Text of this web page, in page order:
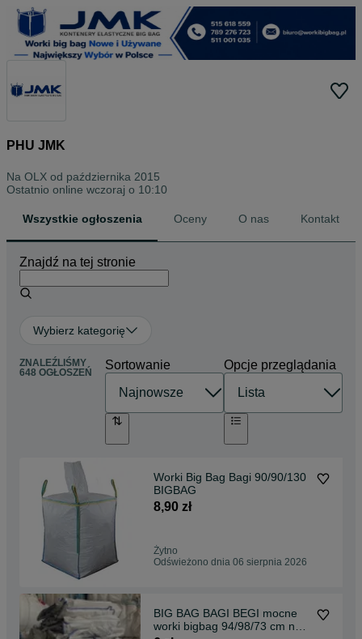
PHU JMK
Na OLX od października 2015
Ostatnio online wczoraj o 10:10
Wszystkie ogłoszenia Oceny O nas Kontakt
Znajdź na tej stronie
Wybierz kategorię
ZNALEŹLIŚMY
648 OGŁOSZEŃ
Sortowanie Opcje przeglądania
Worki Big Bag Bagi 90/90/130
BIGBAG
8,90 zł
Żytno
Odświeżono dnia 06 sierpnia 2026
BIG BAG BAGI BEGI mocne
worki bigbag 94/98/73 cm na